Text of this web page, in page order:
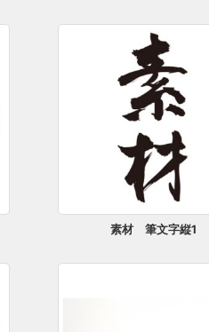
素材 筆文字縦1